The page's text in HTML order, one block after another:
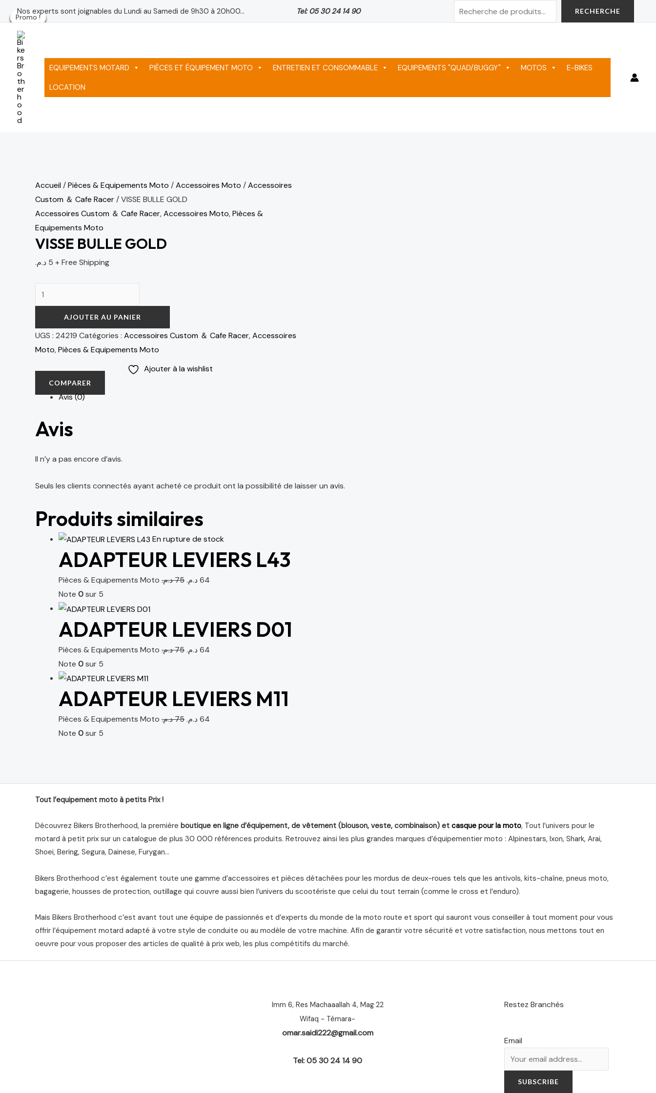
contenu
Nos experts sont joignables du Lundi au Samedi de 9h30 à 20h00... Tel: 05 30 24 14 90 Rechercher RECHERCHE
EQUIPEMENTS MOTARD PIÈCES ET ÉQUIPEMENT MOTO ENTRETIEN ET CONSOMMABLE EQUIPEMENTS "QUAD/BUGGY" MOTOS
E-BIKES
LOCATION
Accueil/Pièces & Equipements Moto /Accessoires Moto /Accessoires
Custom ＆ Cafe Racer/ VISSE BULLE GOLD
Accessoires Custom ＆ Cafe Racer,Accessoires Moto,Pièces &
Equipements Moto
VISSE BULLE GOLD
5 د.م. + Free Shipping
quantité
de
GOLD
AJOUTER AU PANIER
UGS : 24219 Catégories : Accessoires Custom ＆ Cafe Racer,Accessoires
Moto,Pièces & Equipements Moto
Ajouter à la wishlist
COMPARER
Avis (0)
Avis
Il n’y a pas encore d’avis.
Seuls les clients connectés ayant acheté ce produit ont la possibilité de laisser un avis.
Produits similaires
Promo !
En rupture de stock
Promo !
ADAPTEUR LEVIERS L43
Pièces & Equipements Moto 75د.م.
Le
75 د.م..
64د.م.
Le
64 د.م..
Note 0sur 5
Promo !
Promo !
ADAPTEUR LEVIERS D01
Pièces & Equipements Moto 75د.م.
Le
75 د.م..
64د.م.
Le
64 د.م..
Note 0sur 5
Promo !
Promo !
ADAPTEUR LEVIERS M11
Pièces & Equipements Moto 75د.م.
Le
75 د.م..
64د.م.
Le
64 د.م..
Note 0sur 5
Tout l’equipement moto à petits Prix !
Découvrez Bikers Brotherhood, la première boutique en ligne d’équipement, de vêtement (blouson, veste, combinaison) et casque pour la moto, Tout l’univers pour le
motard à petit prix sur un catalogue de plus 30 000 références produits. Retrouvez ainsi les plus grandes marques d’équipementier moto : Alpinestars, Ixon, Shark, Arai,
Shoei, Bering, Segura, Dainese, Furygan…
Bikers Brotherhood c’est également toute une gamme d’accessoires et pièces détachées pour les mordus de deux-roues tels que les antivols, kits-chaîne, pneus moto,
bagagerie, housses de protection, outillage qui couvre aussi bien l’univers du scootériste que celui du tout terrain (comme le cross et l’enduro).
Mais Bikers Brotherhood c’est avant tout une équipe de passionnés et d’experts du monde de la moto route et sport qui sauront vous conseiller à tout moment pour vous
offrir l’équipement motard adapté à votre style de conduite ou au modèle de votre machine. Afin de garantir votre sécurité et votre satisfaction, nous mettons tout en
oeuvre pour vous proposer des articles de qualité à prix web, les plus compétitifs du marché.
Imm 6, Res Machaaallah 4, Mag 22
Wifaq - Témara-
omar.saidi222@gmail.com
Tel: 05 30 24 14 90
Restez Branchés
Email
SUBSCRIBE